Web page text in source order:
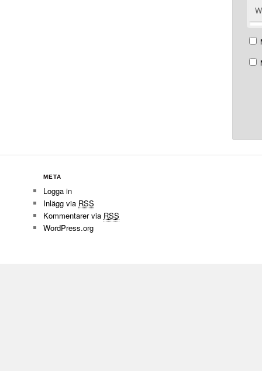
META
Logga in
Inlägg via RSS
Kommentarer via RSS
WordPress.org